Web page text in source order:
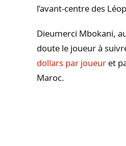
l’avant-centre des
Dieumerci Mbokani,
doute le joueur à
dollars par joueur et
Maroc.